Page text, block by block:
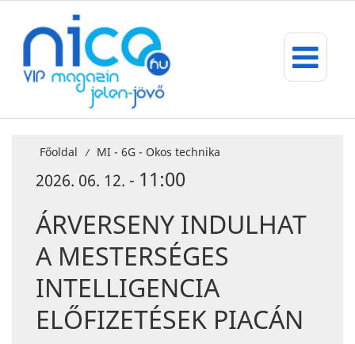
Főoldal / MI - 6G - Okos technika
2026. 06. 12. - 11:00
ÁRVERSENY INDULHAT
A MESTERSÉGES
INTELLIGENCIA
ELŐFIZETÉSEK PIACÁN